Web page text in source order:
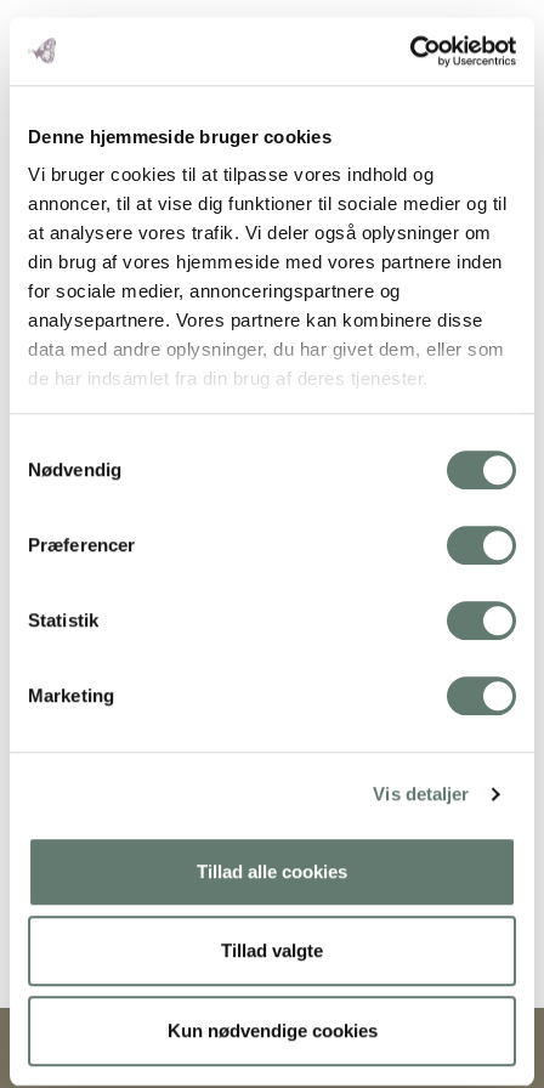
Denne hjemmeside bruger cookies
Vi bruger cookies til at tilpasse vores indhold og
annoncer, til at vise dig funktioner til sociale medier og til
at analysere vores trafik. Vi deler også oplysninger om
din brug af vores hjemmeside med vores partnere inden
for sociale medier, annonceringspartnere og
analysepartnere. Vores partnere kan kombinere disse
data med andre oplysninger, du har givet dem, eller som
de har indsamlet fra din brug af deres tjenester.
Nødvendig
Præferencer
Statistik
Marketing
Vis detaljer
Tillad alle cookies
Tillad valgte
Kun nødvendige cookies
Mothering Guiding | CVR 28237618 | rose@rosemaimonide.com |
Handelsbetingelser
Copyright 2026 – Rose Maimonide. All Rights Reserved. Webdesign by
DIGITAL TALES.